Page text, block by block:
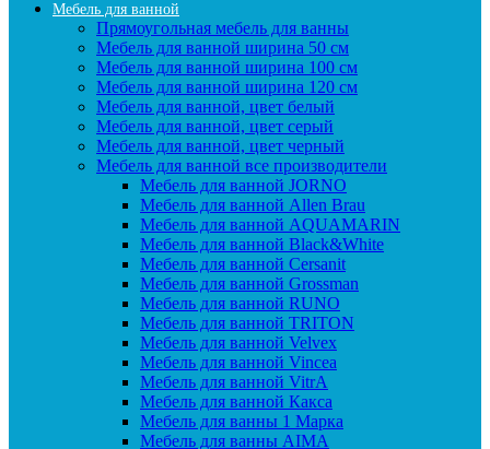
Мебель для ванной
Прямоугольная мебель для ванны
Мебель для ванной ширина 50 см
Мебель для ванной ширина 100 см
Мебель для ванной ширина 120 см
Мебель для ванной, цвет белый
Мебель для ванной, цвет серый
Мебель для ванной, цвет черный
Мебель для ванной все производители
Мебель для ванной JORNO
Мебель для ванной Allen Brau
Мебель для ванной AQUAMARIN
Мебель для ванной Black&White
Мебель для ванной Cersanit
Мебель для ванной Grossman
Мебель для ванной RUNO
Мебель для ванной TRITON
Мебель для ванной Velvex
Мебель для ванной Vincea
Мебель для ванной VitrA
Мебель для ванной Какса
Мебель для ванны 1 Марка
Мебель для ванны AIMA